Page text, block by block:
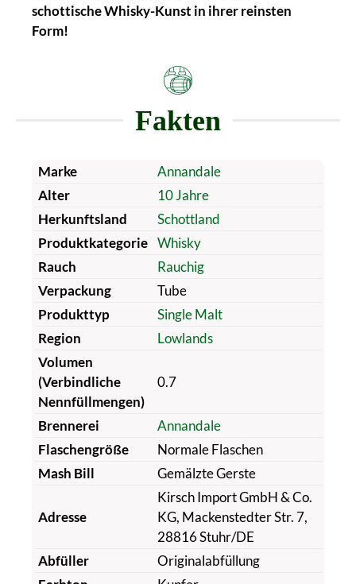
schottische Whisky-Kunst in ihrer reinsten
Form!
Fakten
Marke
Annandale
Alter
10 Jahre
Herkunftsland
Schottland
Produktkategorie Whisky
Rauch
Rauchig
Verpackung
Tube
Produkttyp
Single Malt
Region
Lowlands
Volumen
(Verbindliche
Nennfüllmengen)
0.7
Brennerei
Annandale
Flaschengröße
Normale Flaschen
Mash Bill
Gemälzte Gerste
Adresse
Kirsch Import GmbH & Co.
KG, Mackenstedter Str. 7,
28816 Stuhr/DE
Abfüller
Originalabfüllung